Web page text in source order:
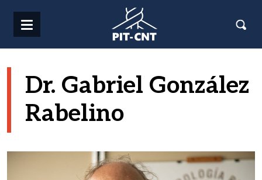
Dr. Gabriel González
Rabelino